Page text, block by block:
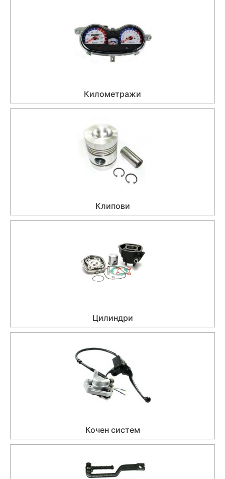
Километражи
Клипови
Цилиндри
Кочен систем